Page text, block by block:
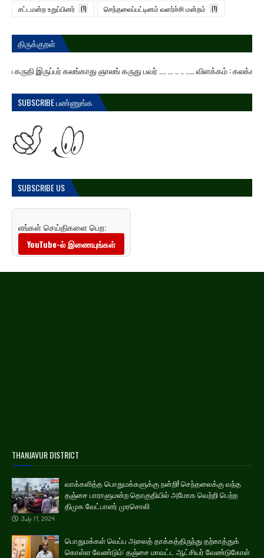
சட்டமன்ற உறுப்பினர் (1) செந்தலைப்பட்டினம் வளர்ச்சி மன்றம் (1)
திருக்குறள்
இருப்பர் கலங்காது ஞாலங் கருது பவர் .... ... .. .. ..... விளக்கம் :
SUBSCRIBE பண்ணுங்க
SUBSCRIBE US
எங்கள் செய்திகளை பெற:
YouTube-ல் இணையுங்கள்
THANJAVUR DISTRICT
வாக்களித்த பொதுமக்களுக்கு நன்றி! செந்தலைக்கு வந்த
தஞ்சை பாராளுமன்ற தொகுதியில் அமோக வெற்றி பெற்ற
திமுக வேட்பாளர் முரசொலி
July 17, 2024
பொதுமக்கள் வெப்ப அலைத் தாக்கத்திருந்து தற்காத்துக்
கொள்ள வேண்டும்: தஞ்சை மாவட்ட ஆட்சியர் வேண்டுகோள்